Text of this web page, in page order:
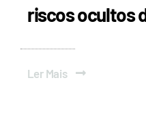
riscos ocultos
Ler Mais